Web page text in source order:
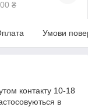
₴
Умови
контакту 10-18
в